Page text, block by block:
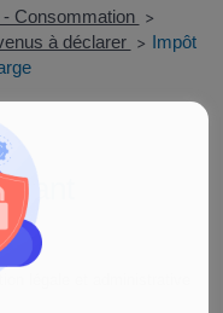
Consommation >
à déclarer > Impôt
légale et administrative